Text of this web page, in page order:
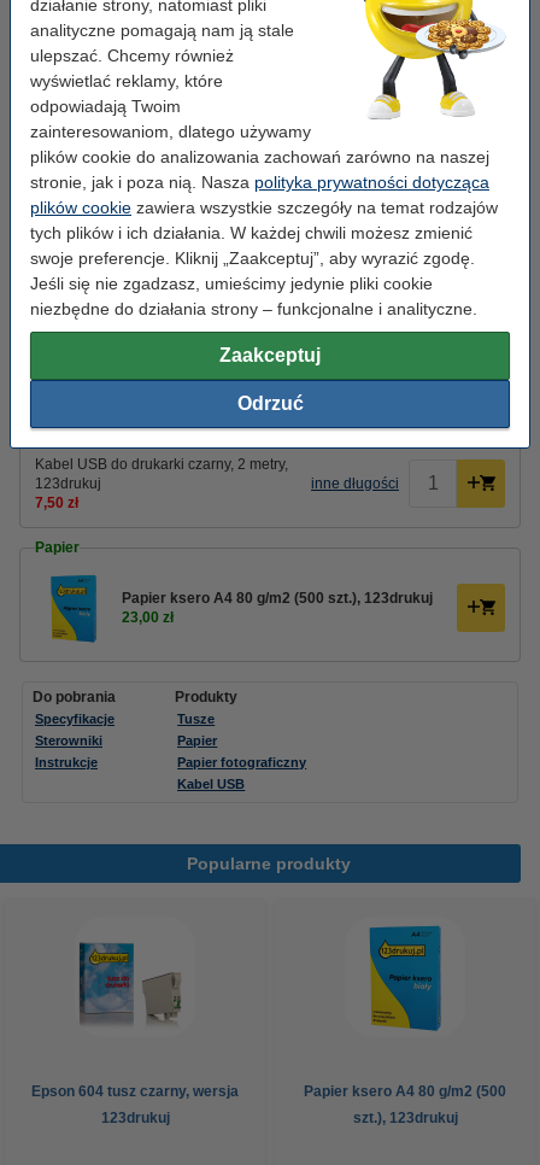
działanie strony, natomiast pliki
analityczne pomagają nam ją stale
ulepszać. Chcemy również
wyświetlać reklamy, które
odpowiadają Twoim
zainteresowaniom, dlatego używamy
plików cookie do analizowania zachowań zarówno na naszej
stronie, jak i poza nią. Nasza polityka prywatności dotycząca
plików cookie zawiera wszystkie szczegóły na temat rodzajów
tych plików i ich działania. W każdej chwili możesz zmienić
swoje preferencje. Kliknij „Zaakceptuj”, aby wyrazić zgodę.
Jeśli się nie zgadzasz, umieścimy jedynie pliki cookie
niezbędne do działania strony – funkcjonalne i analityczne.
Zaakceptuj
Odrzuć
Auto. podajnik skan.
Duplex: tak (drukowanie)
Druk mobilny: tak (AirPrint, print app)
OCR: nie
Przeznaczenie: Dom
Wskazówka: zamów tusze
Zestaw promocyjny: Epson 604 tusz czarny + 3
kolory, wersja 123drukuj
Epson NIE DOSTARCZA kabla USB.
Kabel USB do drukarki czarny, 2 metry,
123drukuj
7,50 zł
inne długości
Papier
Papier ksero A4 80 g/m2 (500 szt.), 123drukuj
23,00 zł
Do pobrania
Specyfikacje
Sterowniki
Instrukcje
Produkty
Tusze
Papier
Papier fotograficzny
Kabel USB
Popularne produkty
Epson 604 tusz czarny, wersja
123drukuj
Papier ksero A4 80 g/m2 (500
szt.), 123drukuj